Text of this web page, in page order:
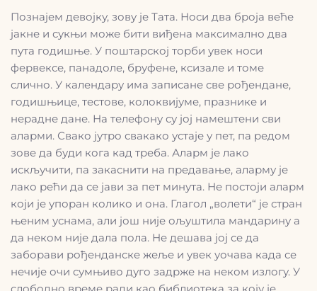
Познајем девојку, зову је Тата. Носи два броја веће
јакне и сукњи може бити виђена максимално два
пута годишње. У поштарској торби увек носи
фервексе, панадоле, бруфене, ксизале и томе
слично. У календару има записане све рођендане,
годишњице, тестове, колоквијуме, празнике и
нерадне дане. На телефону су јој намештени сви
аларми. Свако јутро свакако устаје у пет, па редом
зове да буди кога кад треба. Аларм је лако
искључити, па закаснити на предавање, аларму је
лако рећи да се јави за пет минута. Не постоји аларм
који је упоран колико и она. Глагол „волети“ је стран
њеним уснама, али још није ољуштила мандарину а
да неком није дала пола. Не дешава јој се да
заборави рођенданске жеље и увек уочава када се
нечије очи сумњиво дуго задрже на неком излогу. У